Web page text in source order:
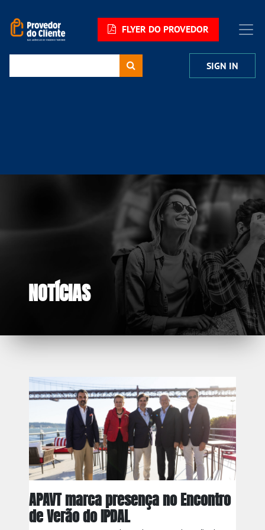
FLYER DO PROVEDOR
SIGN IN
NOTÍCIAS
APAVT marca presença no Encontro
de Verão do IPDAL